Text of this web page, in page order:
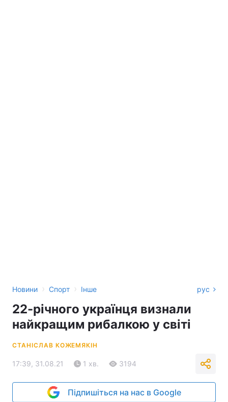
Новини › Спорт › Інше рус
22-річного українця визнали
найкращим рибалкою у світі
СТАНІСЛАВ КОЖЕМЯКІН
17:39, 31.08.21 1 хв. 3194
Підпишіться на нас в Google